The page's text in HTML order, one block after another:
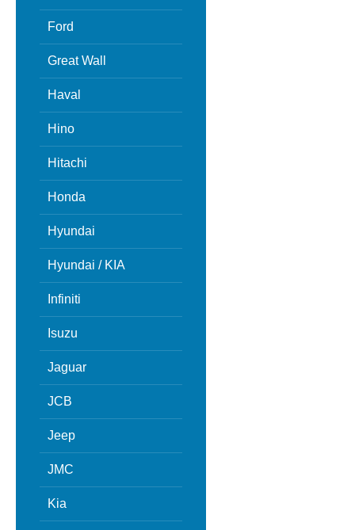
Ford
Great Wall
Haval
Hino
Hitachi
Honda
Hyundai
Hyundai / KIA
Infiniti
Isuzu
Jaguar
JCB
Jeep
JMC
Kia